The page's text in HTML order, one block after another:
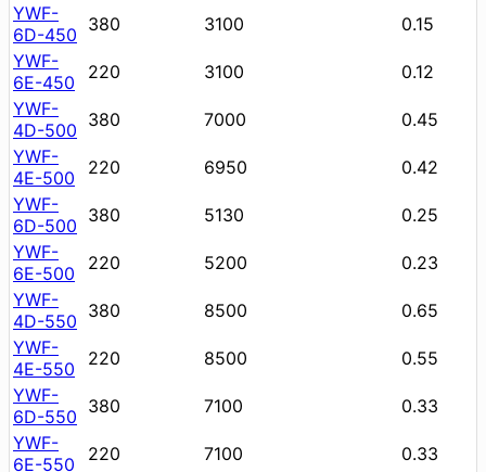
YWF-
6D-450 380 3100
0.15
YWF-
6E-450
220 3100
0.12
YWF-
4D-500 380 7000
0.45
YWF-
4E-500
220 6950
0.42
YWF-
6D-500 380 5130
0.25
YWF-
6E-500
220 5200
0.23
YWF-
4D-550 380 8500
0.65
YWF-
4E-550
220 8500
0.55
YWF-
6D-550 380 7100
0.33
YWF-
6E-550
220 7100 0.33